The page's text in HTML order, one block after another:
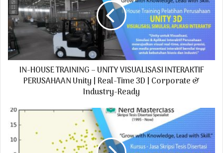
m
a
a
d
s
IN-HOUSE TRAINING – UNITY VISUALISASI INTERAKTIF
PERUSAHAAN Unity | Real-Time 3D | Corporate &
Industry-Ready